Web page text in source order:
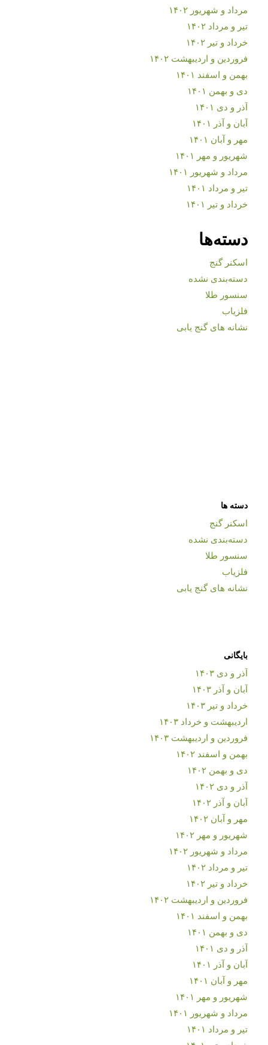
مرداد و شهریور ۱۴۰۲
تیر و مرداد ۱۴۰۲
خرداد و تیر ۱۴۰۲
فروردین و اردیبهشت ۱۴۰۲
بهمن و اسفند ۱۴۰۱
دی و بهمن ۱۴۰۱
آذر و دی ۱۴۰۱
آبان و آذر ۱۴۰۱
مهر و آبان ۱۴۰۱
شهریور و مهر ۱۴۰۱
مرداد و شهریور ۱۴۰۱
تیر و مرداد ۱۴۰۱
خرداد و تیر ۱۴۰۱
دسته‌ها
اسکنر گنج
دسته‌بندی نشده
سنسور طلا
فلزیاب
نشانه های گنج یابی
دسته ها
اسکنر گنج
دسته‌بندی نشده
سنسور طلا
فلزیاب
نشانه های گنج یابی
بایگانی
آذر و دی ۱۴۰۳
آبان و آذر ۱۴۰۳
خرداد و تیر ۱۴۰۳
اردیبهشت و خرداد ۱۴۰۳
فروردین و اردیبهشت ۱۴۰۳
بهمن و اسفند ۱۴۰۲
دی و بهمن ۱۴۰۲
آذر و دی ۱۴۰۲
آبان و آذر ۱۴۰۲
مهر و آبان ۱۴۰۲
شهریور و مهر ۱۴۰۲
مرداد و شهریور ۱۴۰۲
تیر و مرداد ۱۴۰۲
خرداد و تیر ۱۴۰۲
فروردین و اردیبهشت ۱۴۰۲
بهمن و اسفند ۱۴۰۱
دی و بهمن ۱۴۰۱
آذر و دی ۱۴۰۱
آبان و آذر ۱۴۰۱
مهر و آبان ۱۴۰۱
شهریور و مهر ۱۴۰۱
مرداد و شهریور ۱۴۰۱
تیر و مرداد ۱۴۰۱